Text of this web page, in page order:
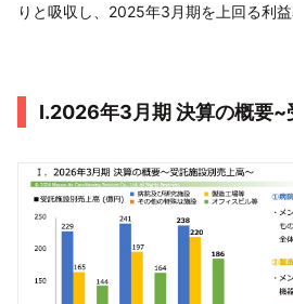
りと吸収し、2025年3月期を上回る利益
I.2026年3月期 決算の概要~